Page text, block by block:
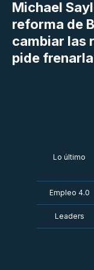
Michael
reforma de
cambiar las
pide frenarla
Lo último
Empleo 4.0
Leaders